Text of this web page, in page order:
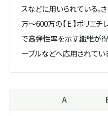
スなどに用いられている。
万～600万の【 E 】ポリエ
で高弾性率を示す繊維が得
ーブルなどへ応用されてい
A